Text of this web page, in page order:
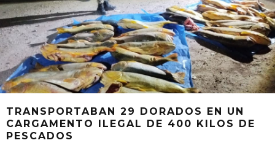
TRANSPORTABAN 29 DORADOS EN UN
CARGAMENTO ILEGAL DE 400 KILOS DE
PESCADOS